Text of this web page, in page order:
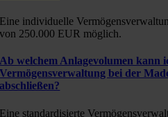
Eine individuelle
von 250.000 EUR möglich.
Ab welchem Anlagevolumen kann
Vermögensverwaltung bei der
abschließen?
Eine standardisierte